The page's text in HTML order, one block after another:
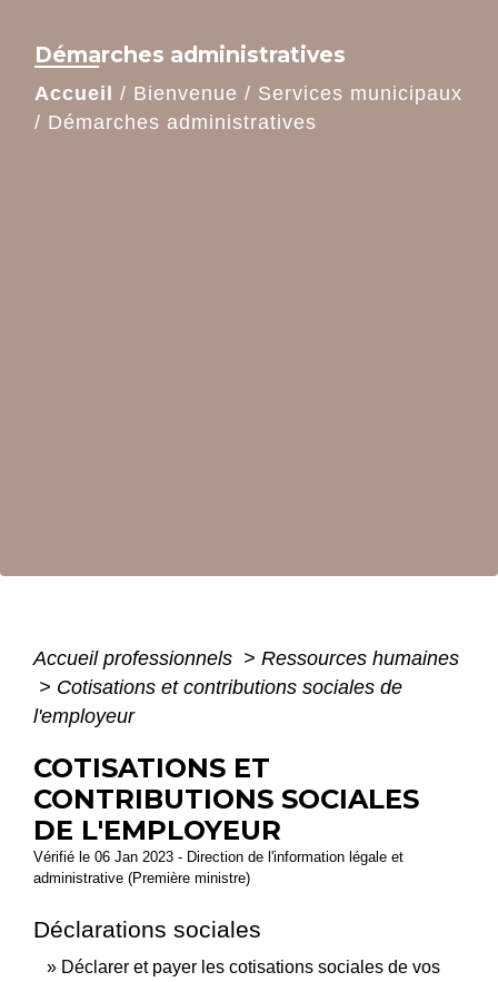
Démarches administratives
Accueil / Bienvenue / Services municipaux
/ Démarches administratives
Accueil professionnels > Ressources humaines
> Cotisations et contributions sociales de
l'employeur
COTISATIONS ET
CONTRIBUTIONS SOCIALES
DE L'EMPLOYEUR
Vérifié le 06 Jan 2023 - Direction de l'information légale et
administrative (Première ministre)
Déclarations sociales
Déclarer et payer les cotisations sociales de vos